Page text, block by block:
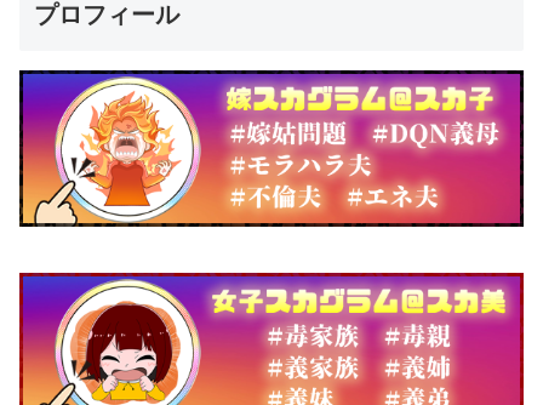
プロフィール